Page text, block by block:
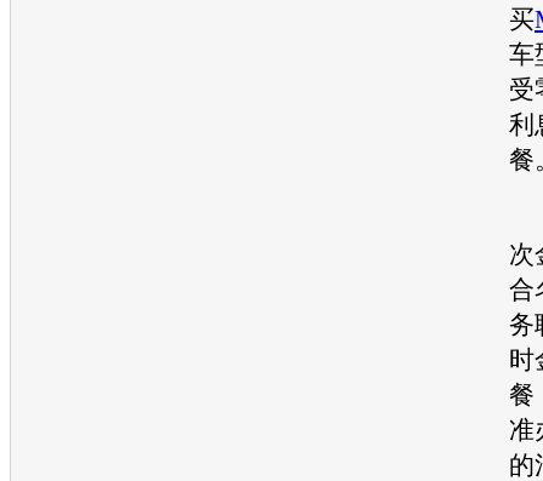
买
车
受
利
餐
次
合
务
时
餐
准
的